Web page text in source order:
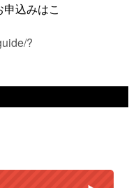
込みはこ
?